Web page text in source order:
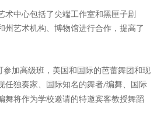
术中心包括了尖端工作室和黑匣子剧
州艺术机构、博物馆进行合作，提高了
参加高级班，美国和国际的芭蕾舞团和现
任独奏家、国际知名的舞者/编舞、国际
舞将作为学校邀请的特邀宾客教授舞蹈